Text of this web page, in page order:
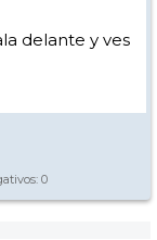
delante y ves
0